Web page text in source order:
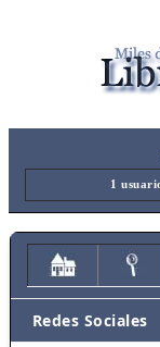
1
Redes Sociales